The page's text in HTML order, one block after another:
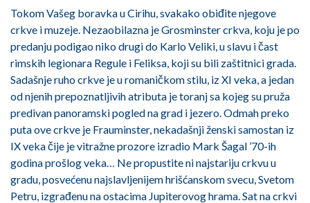
Tokom Vašeg boravka u Cirihu, svakako obiđite njegove
crkve i muzeje. Nezaobilazna je Grosminster crkva, koju je po
predanju podigao niko drugi do Karlo Veliki, u slavu i čast
rimskih legionara Regule i Feliksa, koji su bili zaštitnici grada.
Sadašnje ruho crkve je u romaničkom stilu, iz XI veka, a jedan
od njenih prepoznatljivih atributa je toranj sa kojeg su pruža
predivan panoramski pogled na grad i jezero. Odmah preko
puta ove crkve je Frauminster, nekadašnji ženski samostan iz
IX veka čije je vitražne prozore izradio Mark Šagal ’70-ih
godina prošlog veka… Ne propustite ni najstariju crkvu u
gradu, posvećenu najslavljenijem hrišćanskom svecu, Svetom
Petru, izgrađenu na ostacima Jupiterovog hrama. Sat na crkvi